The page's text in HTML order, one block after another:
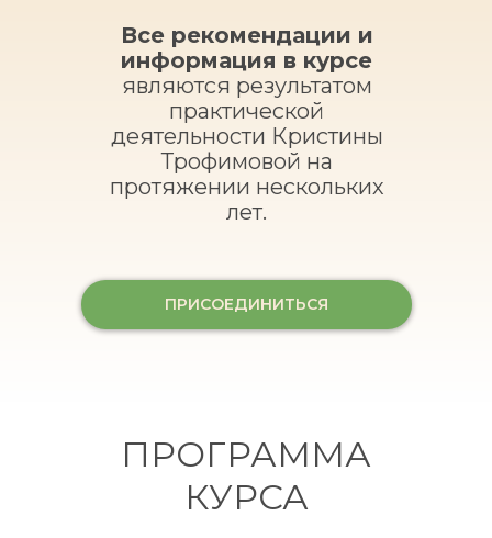
Все рекомендации и
информация в курсе
являются результатом
практической
деятельности Кристины
Трофимовой на
протяжении нескольких
лет.
ПРИСОЕДИНИТЬСЯ
ПРОГРАММА
КУРСА